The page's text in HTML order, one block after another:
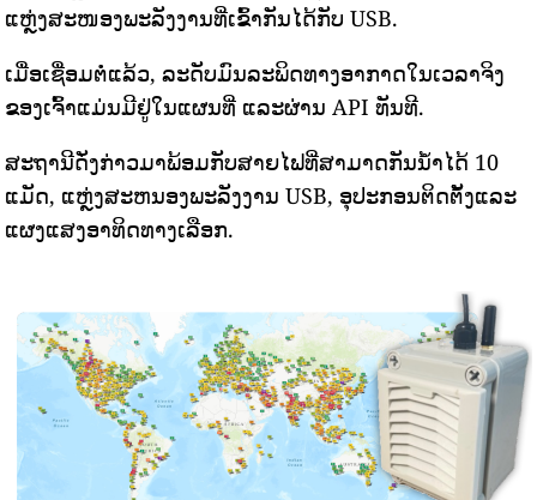
ແຫຼ່ງສະໜອງພະລັງງານທີ່ເຂົ້າກັນໄດ້ກັບ USB.
ເມື່ອເຊື່ອມຕໍ່ແລ້ວ, ລະດັບມົນລະພິດທາງອາກາດໃນເວລາຈິງ
ຂອງເຈົ້າແມ່ນມີຢູ່ໃນແຜນທີ່ ແລະຜ່ານ API ທັນທີ.
ສະຖານີດັ່ງກ່າວມາພ້ອມກັບສາຍໄຟທີ່ສາມາດກັນນ້ໍາໄດ້ 10
ແມັດ, ແຫຼ່ງສະຫນອງພະລັງງານ USB, ອຸປະກອນຕິດຕັ້ງແລະ
ແຜງແສງອາທິດທາງເລືອກ.